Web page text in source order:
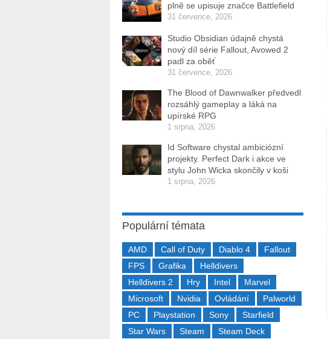
plně se upisuje značce Battlefield
31 července, 2026
Studio Obsidian údajně chystá
nový díl série Fallout, Avowed 2
padl za oběť
31 července, 2026
The Blood of Dawnwalker předvedl
rozsáhlý gameplay a láká na
upírské RPG
1 srpna, 2026
Id Software chystal ambiciózní
projekty. Perfect Dark i akce ve
stylu John Wicka skončily v koši
1 srpna, 2026
Populární témata
AMD Call of Duty Diablo 4
Fallout
FPS
Grafika
Helldivers
Helldivers 2
Hry Intel
Marvel
Microsoft
Nvidia Ovládání
Palworld
PC
Playstation Sony
Starfield
Star Wars
Steam
Steam Deck